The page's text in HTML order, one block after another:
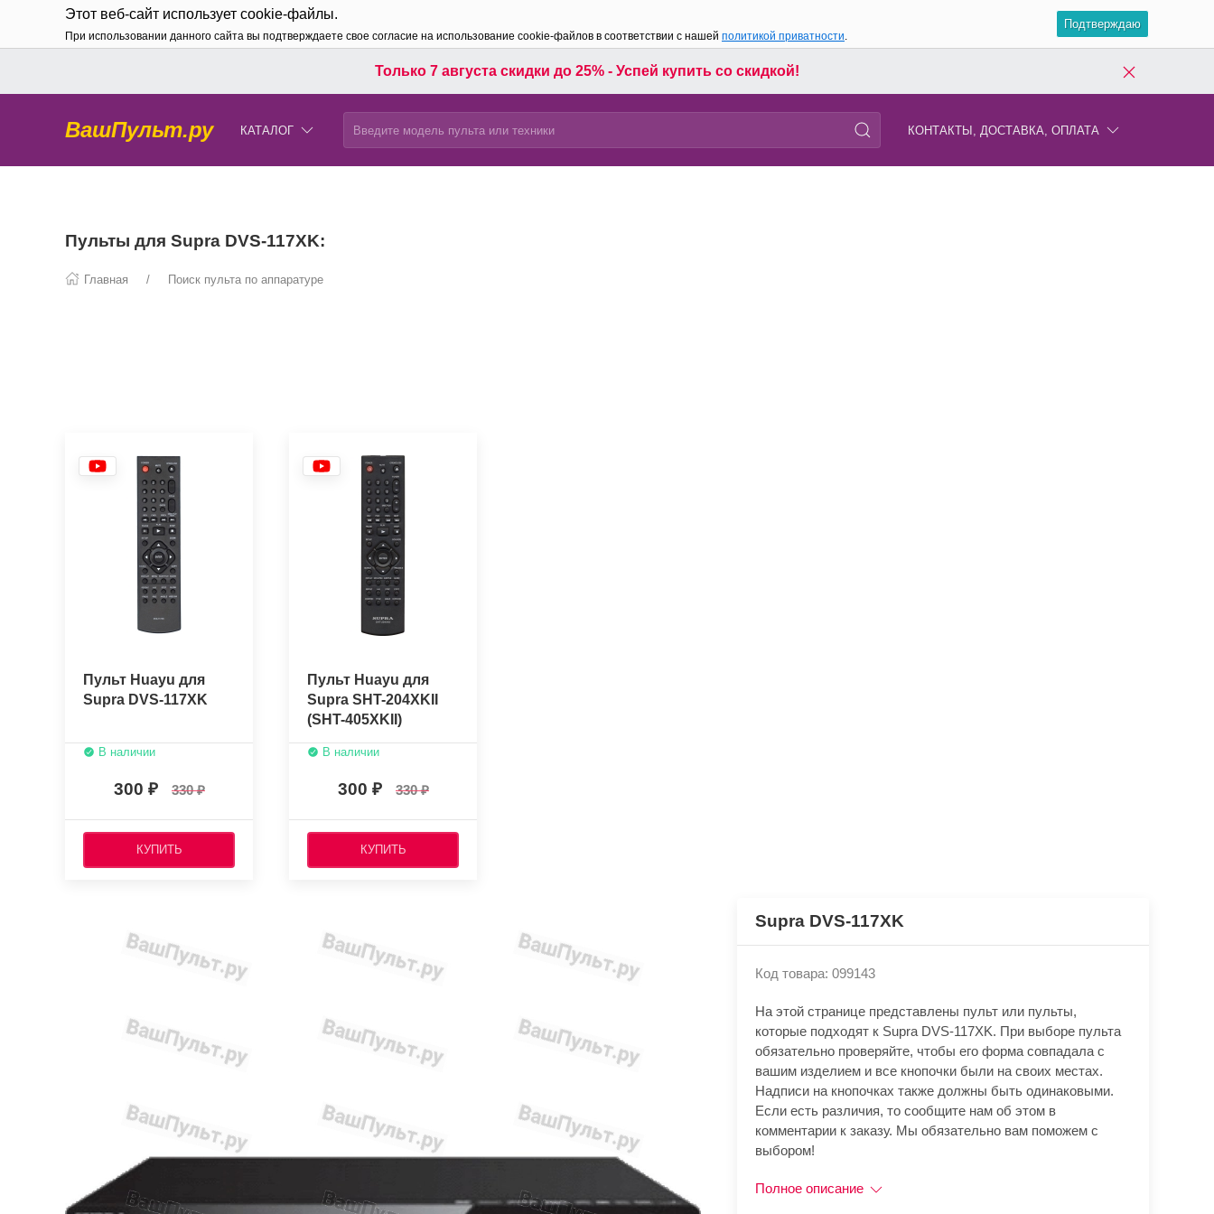
Этот веб-сайт использует cookie-файлы.
При использовании данного сайта вы подтверждаете свое согласие на использование cookie-файлов в соответствии с нашей политикой приватности.
Подтверждаю
Только 7 августа скидки до 25% - Успей купить со скидкой!
ВашПульт.ру КАТАЛОГ КОНТАКТЫ, ДОСТАВКА, ОПЛАТА
Пульты для Supra DVS-117XK:
Главная Поиск пульта по аппаратуре
Пульт Huayu для
Supra DVS-117XK
В наличии
300 330
КУПИТЬ
Пульт Huayu для
Supra SHT-204XKII
(SHT-405XKII)
В наличии
300 330
КУПИТЬ
Supra DVS-117XK
Код товара: 099143
На этой странице представлены пульт или пульты,
которые подходят к Supra DVS-117XK. При выборе пульта
обязательно проверяйте, чтобы его форма совпадала с
вашим изделием и все кнопочки были на своих местах.
Надписи на кнопочках также должны быть одинаковыми.
Если есть различия, то сообщите нам об этом в
комментарии к заказу. Мы обязательно вам поможем с
выбором!
Полное описание